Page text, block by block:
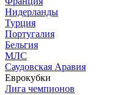
Нидерланды
Турция
Португалия
Бельгия
МЛС
Саудовская Аравия
Еврокубки
Лига чемпионов